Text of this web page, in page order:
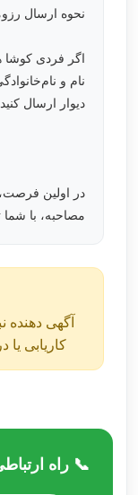
نحوه ارسال
اگر فردی کوشا
نام و
دیوار ارسال
در اولین
مصاحبه، با
آگهی دهنده
کاریابی
📞 راه